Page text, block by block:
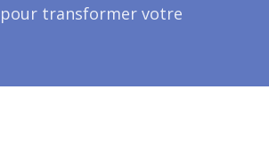
pour transformer votre